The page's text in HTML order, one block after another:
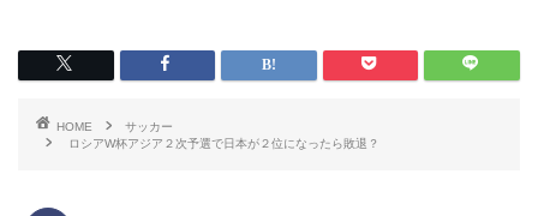
HOME
サッカー
ロシアW杯アジア２次予選で日本が２位になったら敗退？